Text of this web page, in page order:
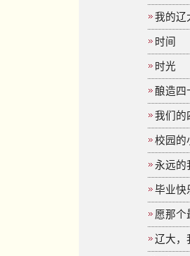
我的辽
时间
时光
酿造四
我们的
校园的
永远的
毕业快
愿那个
辽大，